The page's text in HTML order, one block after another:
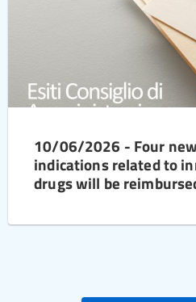
10/06/2026 - Four
indications related to
drugs will be